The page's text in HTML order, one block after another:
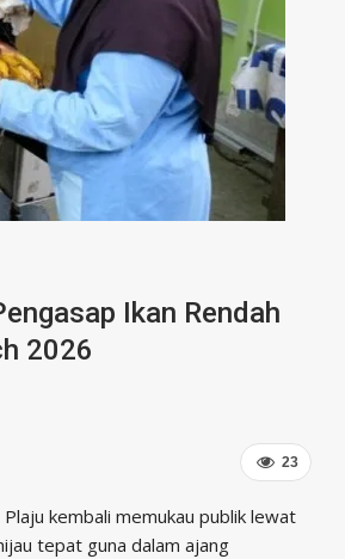
Ikan Rendah
2026
23
Plaju kembali memukau publik lewat
tepat guna dalam ajang